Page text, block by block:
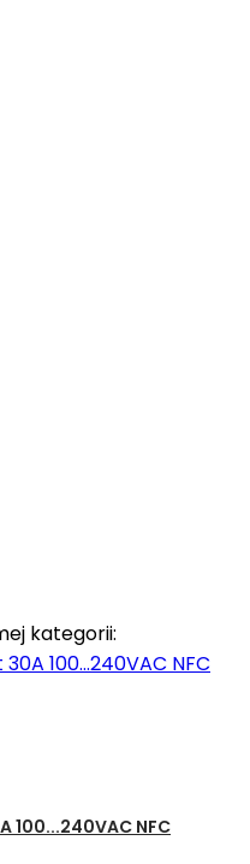
kategorii:
100...240VAC NFC